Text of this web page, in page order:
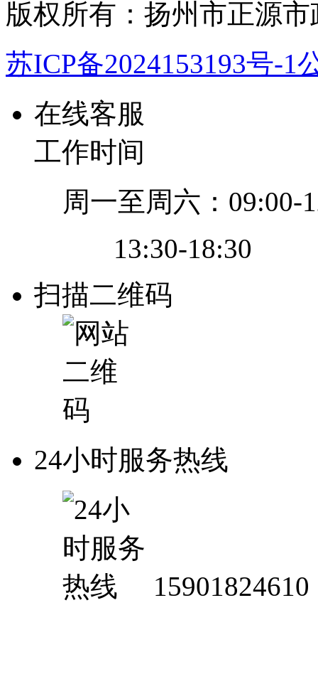
版权所有：扬州市正源
苏ICP备2024153193号-1
在线客服
工作时间
周一至周六：09:00-
13:30-18:30
扫描二维码
24小时服务热线
15901824610